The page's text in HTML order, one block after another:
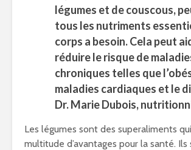
légumes et de couscous,
tous les nutriments
corps a besoin. Cela peut
réduire le risque de
chroniques telles que
maladies cardiaques et le
Dr. Marie Dubois,
Les légumes sont des superaliments
multitude d’avantages pour la santé.